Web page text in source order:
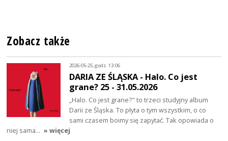
Zobacz także
2026-05-25, godz. 13:06
DARIA ZE ŚLĄSKA - Halo. Co jest
grane? 25 - 31.05.2026
„Halo. Co jest grane?" to trzeci studyjny album
Darii ze Śląska. To płyta o tym wszystkim, o co
sami czasem boimy się zapytać. Tak opowiada o
niej sama… » więcej